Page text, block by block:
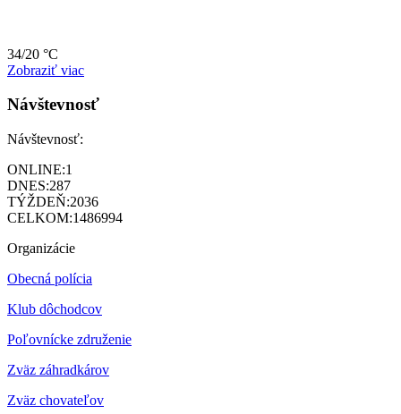
34/20 °C
Zobraziť viac
Návštevnosť
Návštevnosť:
ONLINE:1
DNES:287
TÝŽDEŇ:2036
CELKOM:1486994
Organizácie
Obecná polícia
Klub dôchodcov
Poľovnícke združenie
Zväz záhradkárov
Zväz chovateľov